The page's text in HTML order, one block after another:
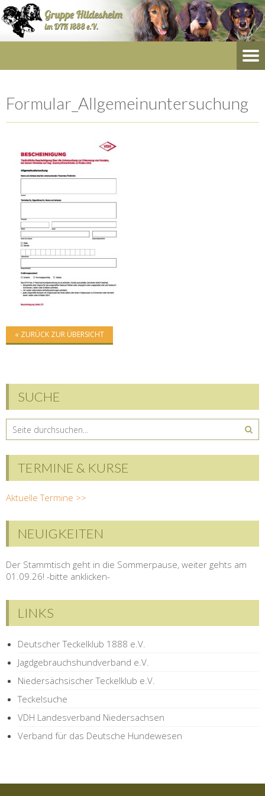
Formular_Allgemeinuntersuchung
« ZURÜCK ZUR ÜBERSICHT
SUCHE
TERMINE & KURSE
Aktuelle Termine >>
NEUIGKEITEN
Der Stammtisch geht in die Sommerpause, weiter gehts am
01.09.26! -bitte anklicken-
LINKS
Deutscher Teckelklub 1888 e.V.
Jagdgebrauchshundverband e.V.
Niedersächsischer Teckelklub e.V.
Teckelsuche
VDH Landesverband Niedersachsen
Verband für das Deutsche Hundewesen